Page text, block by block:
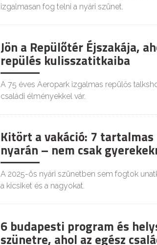
izgalmasan fog telni a nyári szünet.
Jön a Repülőtér Éjszakája,
repülés kulisszatitkaiba
A 75 éves Aeropark izgalmas repülős
családi élményekkel vár.
Kitört a vakáció: 7
nyarán – nem csak
A 2025-ös nyári szünetben sem fogtok
a kicsiket és a nagyokat.
6 budapesti program és
szünetre, ahol az egész